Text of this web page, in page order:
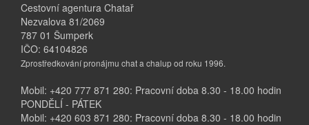
Cestovní agentura Chatař
Nezvalova 81/2069
787 01 Šumperk
IČO: 64104826
Zprostředkování pronájmu chat a chalup od roku 1996.
Mobil: +420 777 871 280: Pracovní doba 8.30 - 18.00 hodin
PONDĚLÍ - PÁTEK
Mobil: +420 603 871 280: Pracovní doba 8.30 - 18.00 hodin